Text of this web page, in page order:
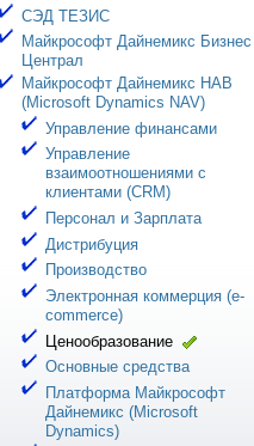
СЭД ТЕЗИС
Майкрософт Дайнемикс Бизнес
Централ
Майкрософт Дайнемикс НАВ
(Microsoft Dynamics NAV)
Управление финансами
Управление
взаимоотношениями с
клиентами (CRM)
Персонал и Зарплата
Дистрибуция
Производство
Электронная коммерция (e-
commerce)
Ценообразование
Основные средства
Платформа Майкрософт
Дайнемикс (Microsoft
Dynamics)